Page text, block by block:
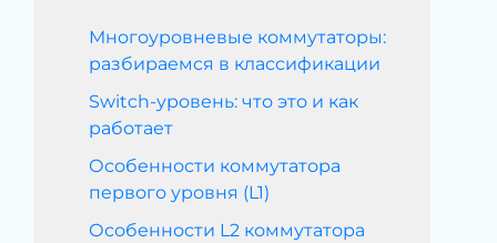
Многоуровневые коммутаторы:
разбираемся в классификации
Switch-уровень: что это и как
работает
Особенности коммутатора
первого уровня (L1)
Особенности L2 коммутатора